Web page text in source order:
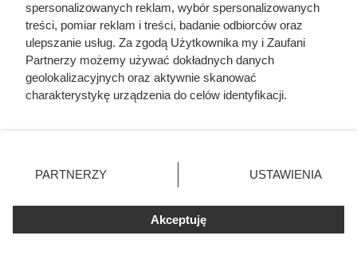
półki. Kultowy włoski produkt
rozchwytywany przez klientów
spersonalizowanych reklam, wybór spersonalizowanych
treści, pomiar reklam i treści, badanie odbiorców oraz
ulepszanie usług. Za zgodą Użytkownika my i Zaufani
Partnerzy możemy używać dokładnych danych
geolokalizacyjnych oraz aktywnie skanować
charakterystykę urządzenia do celów identyfikacji.
zmienić/wycofać klikając przycisk ustawień prywatności
znajdujący się w lewym dolnym rogu strony
rodzaje przetwarzania danych nie wymagają zgody
użytkownika, ale masz prawo sprzeciwić się takiemu
przetwarzaniu. Preferencje będą miały zastosowania tylko
PARTNERZY USTAWIENIA
Akceptuję